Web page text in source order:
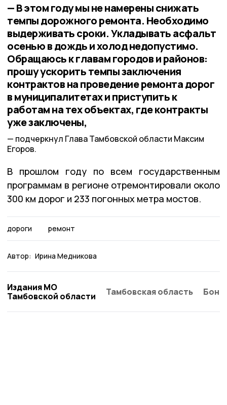
— В этом году мы не намерены снижать
темпы дорожного ремонта. Необходимо
выдерживать сроки. Укладывать асфальт
осенью в дождь и холод недопустимо.
Обращаюсь к главам городов и районов:
прошу ускорить темпы заключения
контрактов на проведение ремонта дорог
в муниципалитетах и приступить к
работам на тех объектах, где контракты
уже заключены,
подчеркнул Глава Тамбовской области Максим
Егоров.
В прошлом году по всем государственным
программам в регионе отремонтировали около
300 км дорог и 233 погонных метра мостов.
дороги ремонт
Автор: Ирина Медникова
Издания МО
Тамбовской области
Тамбовская область